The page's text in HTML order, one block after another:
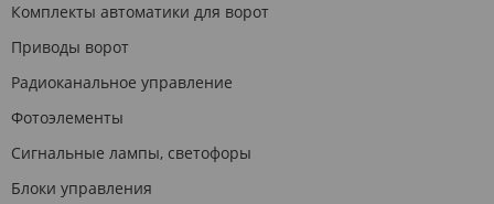
Комплекты автоматики для ворот
Приводы ворот
Радиоканальное управление
Фотоэлементы
Сигнальные лампы, светофоры
Блоки управления